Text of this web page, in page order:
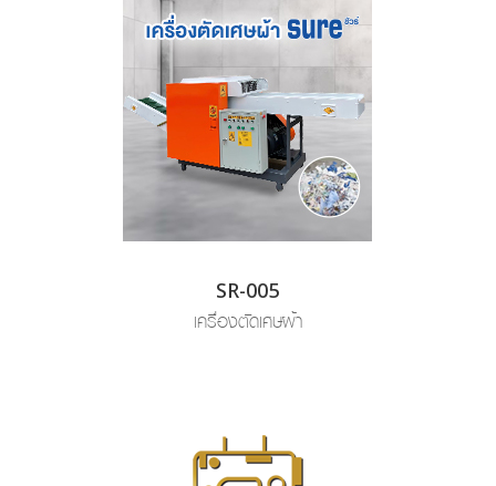
SR-005
เครื่องตัดเศษผ้า